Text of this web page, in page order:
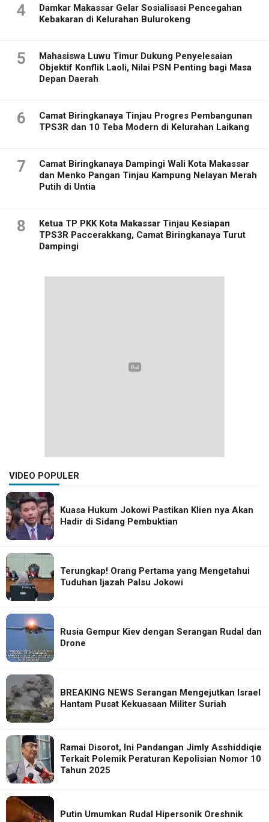
4
Damkar Makassar Gelar Sosialisasi Pencegahan
Kebakaran di Kelurahan Bulurokeng
5
Mahasiswa Luwu Timur Dukung Penyelesaian
Objektif Konflik Laoli, Nilai PSN Penting bagi Masa
Depan Daerah
6
Camat Biringkanaya Tinjau Progres Pembangunan
TPS3R dan 10 Teba Modern di Kelurahan Laikang
7
Camat Biringkanaya Dampingi Wali Kota Makassar
dan Menko Pangan Tinjau Kampung Nelayan Merah
Putih di Untia
8
Ketua TP PKK Kota Makassar Tinjau Kesiapan
TPS3R Paccerakkang, Camat Biringkanaya Turut
Dampingi
VIDEO POPULER
Kuasa Hukum Jokowi Pastikan Klien nya Akan
Hadir di Sidang Pembuktian
Terungkap! Orang Pertama yang Mengetahui
Tuduhan Ijazah Palsu Jokowi
Rusia Gempur Kiev dengan Serangan Rudal dan
Drone
BREAKING NEWS Serangan Mengejutkan Israel
Hantam Pusat Kekuasaan Militer Suriah
Ramai Disorot, Ini Pandangan Jimly Asshiddiqie
Terkait Polemik Peraturan Kepolisian Nomor 10
Tahun 2025
Putin Umumkan Rudal Hipersonik Oreshnik